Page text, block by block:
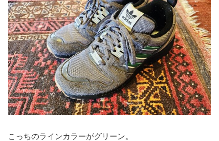
こっちのラインカラーがグリーン。